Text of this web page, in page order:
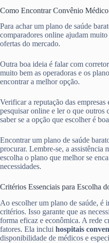
Como Encontrar Convênio
Para achar um plano de saúde
comparadores online ajudam
ofertas do mercado.
Outra boa ideia é falar com
muito bem as operadoras e os
encontrar a melhor opção.
Verificar a reputação das
pesquisar online e ler o que outros
saber se a opção que escolher é
Encontrar um plano de saúde
procurar. Lembre-se, a assistência
escolha o plano que melhor se
necessidades.
Critérios Essenciais para Escolha
Ao escolher um plano de saúde, é
critérios. Isso garante que as
forma eficaz e econômica. A rede
fatores. Ela inclui hospitais
disponibilidade de médicos e